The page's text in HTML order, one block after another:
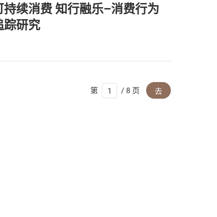
持续消费 知行融乐–消费行为
踪研究
第 / 8 页 去